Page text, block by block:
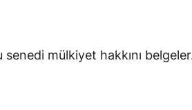
senedi mülkiyet hakkını